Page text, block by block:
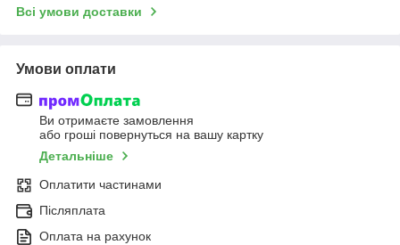
Всі умови доставки
Умови оплати
Ви отримаєте замовлення
або гроші повернуться на вашу картку
Детальніше
Оплатити частинами
Післяплата
Оплата на рахунок